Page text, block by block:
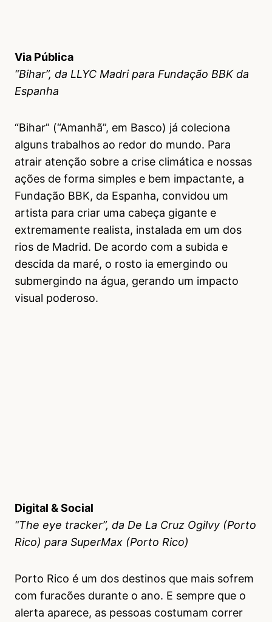
Via Pública
“Bihar”, da LLYC Madri para Fundação BBK da
Espanha
“Bihar” (“Amanhã”, em Basco) já coleciona
alguns trabalhos ao redor do mundo. Para
atrair atenção sobre a crise climática e nossas
ações de forma simples e bem impactante, a
Fundação BBK, da Espanha, convidou um
artista para criar uma cabeça gigante e
extremamente realista, instalada em um dos
rios de Madrid. De acordo com a subida e
descida da maré, o rosto ia emergindo ou
submergindo na água, gerando um impacto
visual poderoso.
Digital & Social
“The eye tracker”, da De La Cruz Ogilvy (Porto
Rico) para SuperMax (Porto Rico)
Porto Rico é um dos destinos que mais sofrem
com furacões durante o ano. E sempre que o
alerta aparece, as pessoas costumam correr